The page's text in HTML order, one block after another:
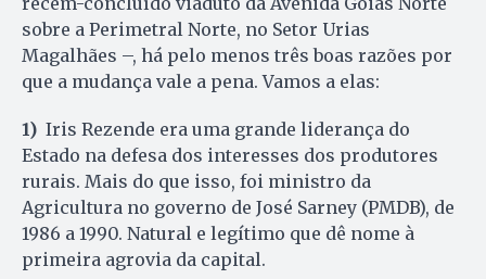
sobre a Perimetral Norte, no Setor Urias
Magalhães –, há pelo menos três boas razões por
que a mudança vale a pena. Vamos a elas:
1) Iris Rezende era uma grande liderança do
Estado na defesa dos interesses dos produtores
rurais. Mais do que isso, foi ministro da
Agricultura no governo de José Sarney (PMDB), de
1986 a 1990. Natural e legítimo que dê nome à
primeira agrovia da capital.